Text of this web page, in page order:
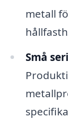
metall
Små